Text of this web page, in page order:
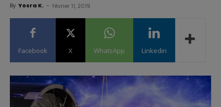
By Yosra K. - février 11, 2019
Facebook X WhatsApp Linkedin